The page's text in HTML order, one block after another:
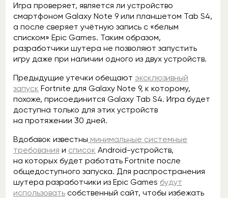
Игра проверяет, является ли устройство
смартфоном Galaxy Note 9 или планшетом Tab S4,
а после сверяет учётную запись с «белым
списком» Epic Games. Таким образом,
разработчики шутера не позволяют запустить
игру даже при наличии одного из двух устройств.
Предыдущие утечки обещают эксклюзивный
запуск Fortnite для Galaxy Note 9, к которому,
похоже, присоединится Galaxy Tab S4. Игра будет
доступна только для этих устройств
на протяжении 30 дней.
Вдобавок известны минимальные системные
требования и список Android-устройств,
на которых будет работать Fortnite после
общедоступного запуска. Для распространения
шутера разработчики из Epic Games будут
использовать собственный сайт, чтобы избежать